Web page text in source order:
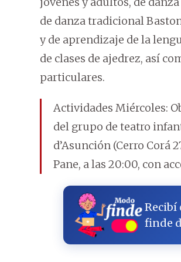
de danza tradicional
y de aprendizaje de la
de clases de ajedrez, así
particulares.
Actividades Miércoles:
del grupo de teatro
d’Asunción (Cerro Corá
Pane, a las 20:00, con
Recibí
finde